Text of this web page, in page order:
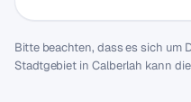
Bitte beachten, dass es sich um
Stadtgebiet in Calberlah kann